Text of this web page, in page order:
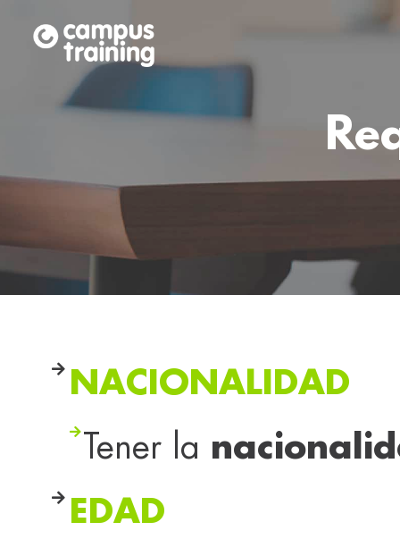
NACIONALIDAD
Tener la
EDAD